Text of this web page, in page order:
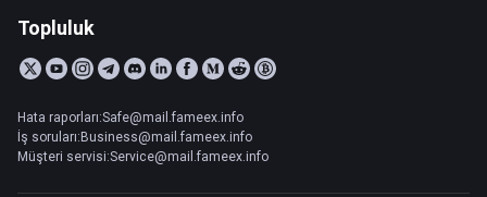
Topluluk
Hata raporları:Safe@mail.fameex.info
İş soruları:Business@mail.fameex.info
Müşteri servisi:Service@mail.fameex.info